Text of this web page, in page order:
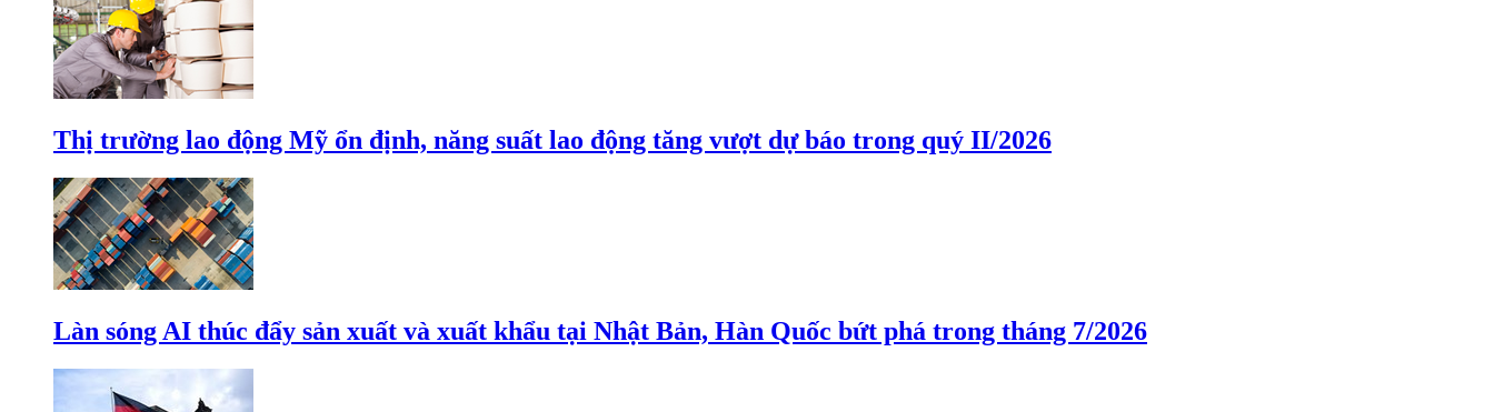
Thị trường lao động Mỹ ổn định, năng suất lao động tăng vượt dự báo trong quý II/2026
Làn sóng AI thúc đẩy sản xuất và xuất khẩu tại Nhật Bản, Hàn Quốc bứt phá trong tháng 7/2026